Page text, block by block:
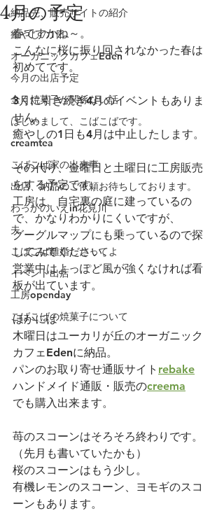
納品先、販売サイトの紹介
癒やしの1日
オーガニックカフェEden
今月の出店予定
全く焼菓子が関係ない話
はじめまして、こばこばです。
creamtea
こばこば家の出来事
出店、納品のご依頼お待ちしております。
わっかのいえin花見川
夫
こばこば離婚したってよ
イベント出店
工房openday
こばこばの焼菓子について
4月の予定
春ですかね～。
こんなに桜に振り回されなかった春は
初めてです。
3月に引き続き4月のイベントもありま
せん。
癒やしの1日も4月は中止したします。
その代り、金曜日と土曜日に工房販売
をする予定です。
工房は、自宅裏の庭に建っているの
で、かなりわかりにくいですが、
グーグルマップにも乗っているので探
してみてください。
営業中はよっぽど風が強くなければ看
板が出ています。
ほかには
木曜日はユーカリが丘のオーガニック
カフェEdenに納品。
パンのお取り寄せ通販サイト rebake
ハンドメイド通販・販売のcreema
でも購入出来ます。
苺のスコーンはそろそろ終わりです。
（先月も書いていたかも）
桜のスコーンはもう少し。
有機レモンのスコーン、ヨモギのスコ
ーンもあります。